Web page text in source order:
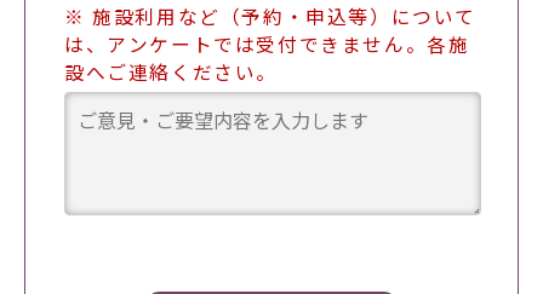
※ 施設利用など（予約・申込等）について
は、アンケートでは受付できません。各施
設へご連絡ください。